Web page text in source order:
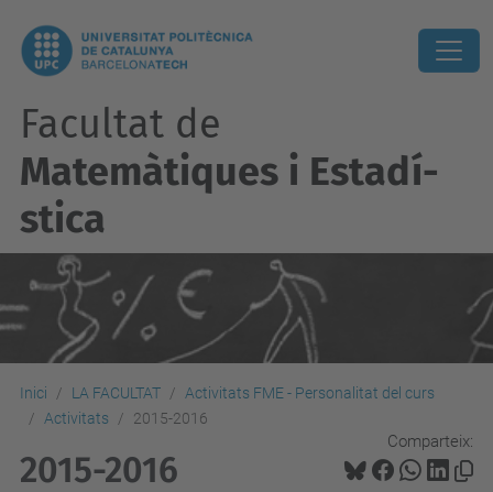
Facultat de
Matemàtiques i Estadí­
stica
Inici LA FACULTAT
Activitats FME - Personalitat del curs
Activitats
2015-2016
Comparteix:
2015-2016